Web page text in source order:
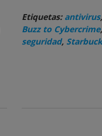
Etiquetas: antivirus,
Buzz to Cybercrime,
seguridad,